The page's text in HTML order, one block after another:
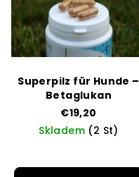
Superpilz für Hunde –
Betaglukan
€19,20
Skladem (2 St)